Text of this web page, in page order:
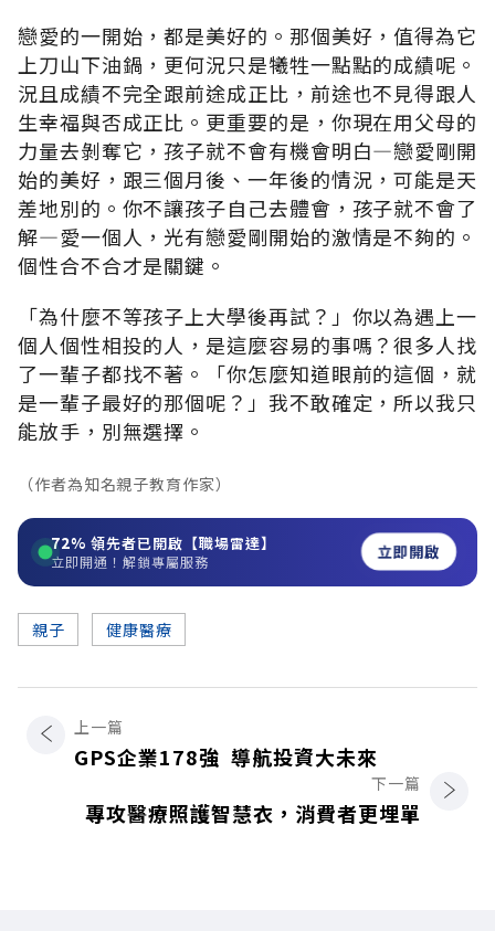
戀愛的一開始，都是美好的。那個美好，值得為它
上刀山下油鍋，更何況只是犧牲一點點的成績呢。
況且成績不完全跟前途成正比，前途也不見得跟人
生幸福與否成正比。更重要的是，你現在用父母的
力量去剝奪它，孩子就不會有機會明白—戀愛剛開
始的美好，跟三個月後、一年後的情況，可能是天
差地別的。你不讓孩子自己去體會，孩子就不會了
解—愛一個人，光有戀愛剛開始的激情是不夠的。
個性合不合才是關鍵。
「為什麼不等孩子上大學後再試？」你以為遇上一
個人個性相投的人，是這麼容易的事嗎？很多人找
了一輩子都找不著。「你怎麼知道眼前的這個，就
是一輩子最好的那個呢？」我不敢確定，所以我只
能放手，別無選擇。
（作者為知名親子教育作家）
72% 領先者已開啟【職場雷達】
立即開通！解鎖專屬服務 立即開啟
親子 健康醫療
上一篇
GPS企業178強 導航投資大未來
下一篇
專攻醫療照護智慧衣，消費者更埋單